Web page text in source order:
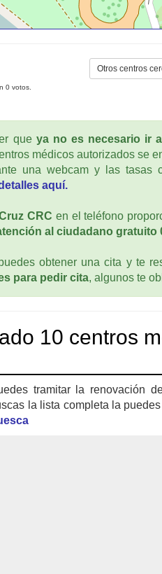
0 votos.
Otros centros
que ya no es necesario ir
médicos autorizados se
una webcam y las tasas
aquí.
CRC en el teléfono
al ciudadano gratuito
obtener una cita y te
para pedir cita, algunos te
10 centros
tramitar la renovación
la lista completa la